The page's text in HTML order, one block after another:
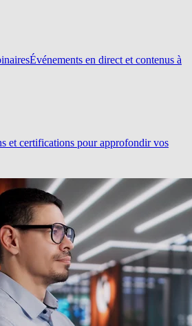
Événements en direct et contenus à
et certifications pour approfondir vos